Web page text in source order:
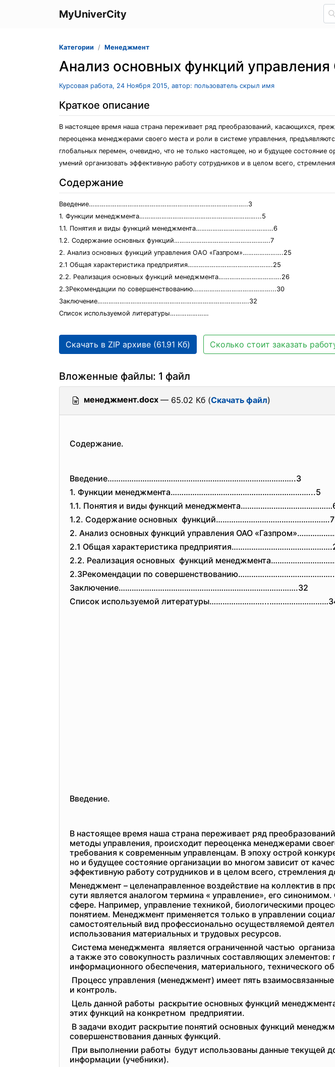
MyUniverCity
Категории Менеджмент
Анализ основных функций
Курсовая работа, 24 Ноября 2015, автор: пользователь скрыл имя
Краткое описание
В настоящее время наша страна переживает ряд преобразований, касающихся,
переоценка менеджерами своего места и роли в системе управления,
глобальных перемен, очевидно, что не только настоящее, но и будущее состояние
умений организовать эффективную работу сотрудников и в целом всего,
Содержание
Введение…………………………………………………………………………..3
1. Функции менеджмента………………………………………………………...5
1.1. Понятия и виды функций менеджмента……………………………………6
1.2. Содержание основных функций…………………………………………….7
2. Анализ основных функций управления ОАО «Газпром»………………….25
2.1 Общая характеристика предприятия……………………………………….25
2.2. Реализация основных функций менеджмента…………………………….26
2.3Рекомендации по совершенствованию……………………………………...30
Заключение……………………………………………………………………….32
Список используемой литературы…………………
Скачать в ZIP архиве (61.91 Кб) Сколько стоит заказать
Вложенные файлы: 1 файл
менеджмент.docx — 65.02 Кб (Скачать файл)
Содержание.
Введение…………………………………………………………………………..3
1. Функции менеджмента………………………………………………………...5
1.1. Понятия и виды функций
1.2. Содержание основных функций…………………………………………….7
2. Анализ основных функций управления ОАО
2.1 Общая характеристика
2.2. Реализация основных функций
2.3Рекомендации по совершенствованию…………………………………
Заключение……………………………………………………………………….32
Список используемой литературы……………………...………………………
Введение.
В настоящее время наша страна переживает ряд
методы управления, происходит переоценка менеджерами
требования к современным управленцам. В эпоху острой
но и будущее состояние организации во многом зависит от
эффективную работу сотрудников и в целом всего, стремления
Менеджмент – целенаправленное воздействие на коллектив в
сути является аналогом термина « управление», его
сфере. Например, управление техникой, биологическими
понятием. Менеджмент применяется только в управлении
самостоятельный вид профессионально осуществляемой
использования материальных и трудовых ресурсов.
Система менеджмента является ограниченной частью
а также это совокупность различных составляющих
информационного обеспечения, материального, технического
Процесс управления (менеджмент) имеет пять
и контроль.
Цель данной работы раскрытие основных функций
этих функций на конкретном предприятии.
В задачи входит раскрытие понятий основных функций
совершенствования данных функций.
При выполнении работы будут использованы данные текущей
информации (учебники).